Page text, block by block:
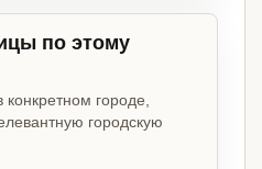
по этому
городе,
городскую